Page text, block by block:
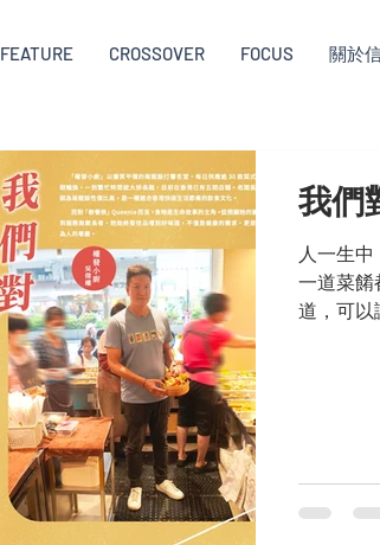
FEATURE CROSSOVER FOCUS 關於
我們
人一生
一道菜餚
道，可以
到服務無
的需求，